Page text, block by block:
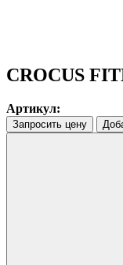
CROCUS
Артикул:
Запросить цену